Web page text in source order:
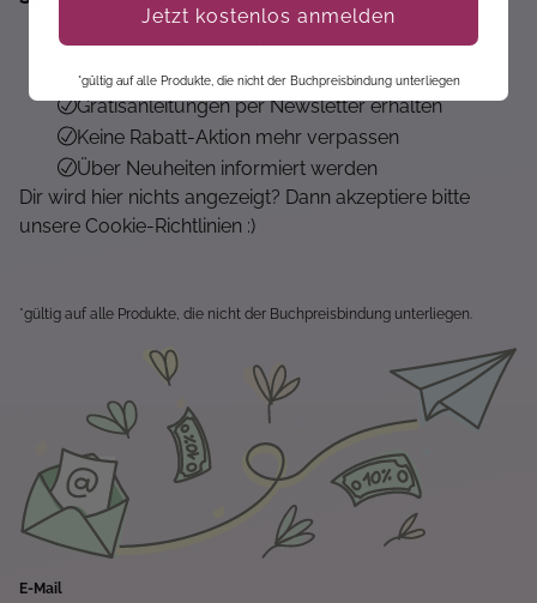
Sofort 10% Rabatt auf die nächste Bestellung
Exklusive Angebote erhalten
Gratisanleitungen per Newsletter erhalten
Keine Rabatt-Aktion mehr verpassen
Über Neuheiten informiert werden
Dir wird hier nichts angezeigt? Dann akzeptiere bitte
unsere Cookie-Richtlinien :)
*gültig auf alle Produkte, die nicht der Buchpreisbindung unterliegen.
E-Mail
Jetzt kostenlos anmelden
*gültig auf alle Produkte, die nicht der Buchpreisbindung unterliegen